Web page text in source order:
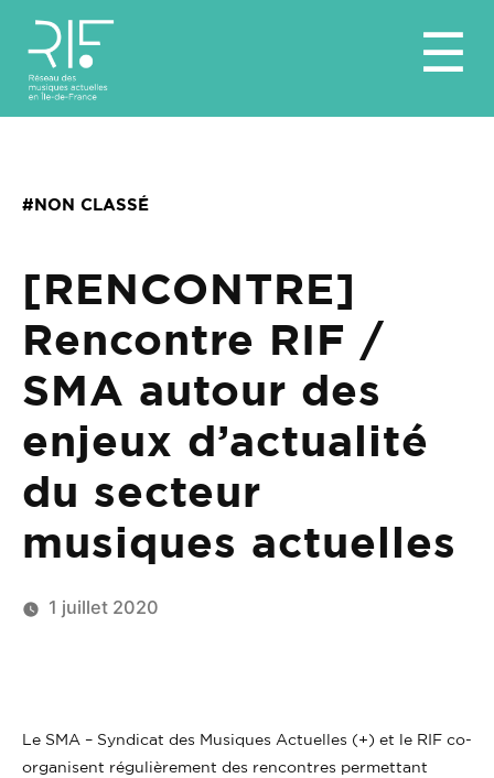
☰
#NON CLASSÉ
[RENCONTRE]
Rencontre RIF /
SMA autour des
enjeux d’actualité
du secteur
musiques actuelles
1 juillet 2020
Le SMA – Syndicat des Musiques Actuelles (+) et le RIF co-
organisent régulièrement des rencontres permettant